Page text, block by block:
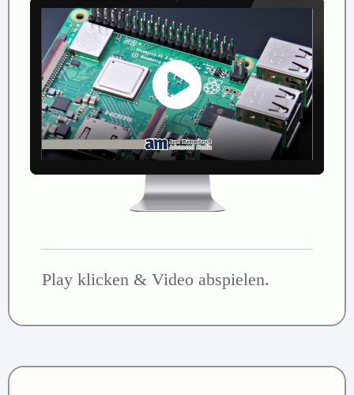
Play klicken & Video abspielen.